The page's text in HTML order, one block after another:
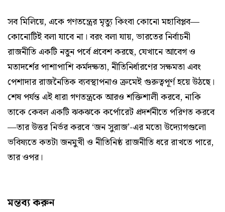
সব মিলিয়ে, একে গণতন্ত্রের মৃত্যু কিংবা কোনো মহাবিপ্লব—
কোনোটিই বলা যাবে না। বরং বলা যায়, ভারতের নির্বাচনী
রাজনীতি একটি নতুন পর্বে প্রবেশ করছে, যেখানে আবেগ ও
মতাদর্শের পাশাপাশি কর্মদক্ষতা, নীতিনির্ধারণের সক্ষমতা এবং
পেশাদার রাজনৈতিক ব্যবস্থাপনাও ক্রমেই গুরুত্বপূর্ণ হয়ে উঠছে।
শেষ পর্যন্ত এই ধারা গণতন্ত্রকে আরও শক্তিশালী করবে, নাকি
তাকে কেবল একটি ঝকঝকে কর্পোরেট প্রদর্শনীতে পরিণত করবে
—তার উত্তর নির্ভর করবে ‘জন সুরাজ’-এর মতো উদ্যোগগুলো
ভবিষ্যতে কতটা জনমুখী ও নীতিনিষ্ঠ রাজনীতি ধরে রাখতে পারে,
তার ওপর।
মন্তব্য করুন